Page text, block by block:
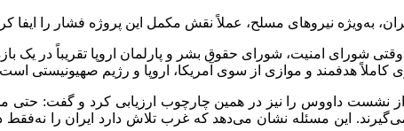
به‌ویژه نیروهای مسلح، عملاً نقش مکمل این پروژه فشار را ایفا
شورای امنیت، شورای حقوق بشر و پارلمان اروپا تقریباً در یک
کاملاً هدفمند و موازی از سوی آمریکا، اروپا و رژیم صهیونیستی
داووس را نیز در همین چارچوب ارزیابی کرد و گفت: حتی
این مسئله نشان می‌دهد که غرب تلاش دارد ایران را